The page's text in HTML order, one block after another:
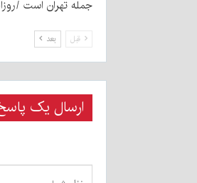
جمله تهران است /روزانه ۲۰
قبل بعد
ارسال یک